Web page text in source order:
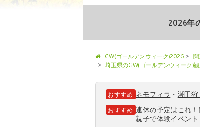
2026年
GW(ゴールデンウィーク)2026
埼玉県のGW(ゴールデンウィーク)
おすすめ ネモフィラ ・ 潮干狩
おすすめ 連休の予定はこれ
親子で体験イベント